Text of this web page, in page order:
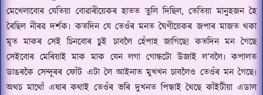
মেখেলাবোৰ যেতিয়া বোৱাৰীয়েকৰ হাতত তুলি দিছিল,তেতিয়া মানুহজন হৈ
ৰৈছিল নীৰৱ দৰ্শক৷ কতদিন যে তেওঁৰ মনত ঘৈণীয়েকৰ জপাৰ মাজত থকা
মৃত মাকৰ সেই চিনবোৰ চুই চাবলৈ হেঁপাহ জাগিছে! কতদিন মন গৈছে
সেইবোৰ মেৰিয়াই মাক মাক যেন লগা গোন্ধটো উজাই ল’বলৈ৷ কপালত
ডাঙৰকৈ সেন্দূৰৰ ফোঁট এটা লৈ আইনাত মুখখন চাবলৈও তেওঁৰ মন গৈছে৷
অথচ মাথোঁ এষাৰ কথাই তেওঁৰ ভৰি দুখনত পিন্ধাই থৈছে কাঁইটীয়া এডাল